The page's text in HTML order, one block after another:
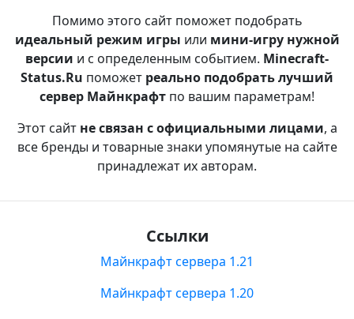
Помимо этого сайт поможет подобрать
идеальный режим игры или мини-игру нужной
версии и с определенным событием. Minecraft-
Status.Ru поможет реально подобрать лучший
сервер Майнкрафт по вашим параметрам!
Этот сайт не связан с официальными лицами, а
все бренды и товарные знаки упомянутые на сайте
принадлежат их авторам.
Ссылки
Майнкрафт сервера 1.21
Майнкрафт сервера 1.20